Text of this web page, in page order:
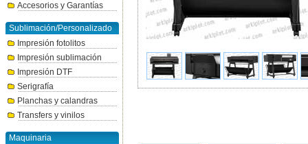
Accesorios y Garantías
Sublimación/Personalizado
Impresión fotolitos
Impresión sublimación
Impresión DTF
Serigrafía
Planchas y calandras
Transfers y vinilos
Maquinaria